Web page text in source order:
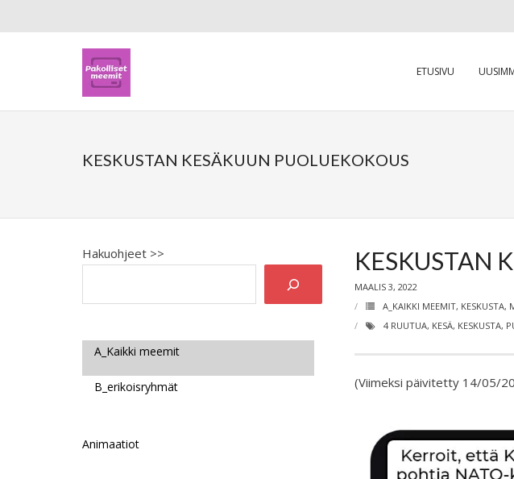
ETUSIVU
KESKUSTAN KESÄKUUN PUOLUEKOKOUS
KESKUSTAN
MAALIS 3, 2022
A_KAIKKI MEEMIT, KESKUSTA,
4 RUUTUA, KESÄ, KESKUSTA,
(Viimeksi päivitetty 14/05/
Hakuohjeet >>
A_Kaikki meemit
B_erikoisryhmät
Animaatiot